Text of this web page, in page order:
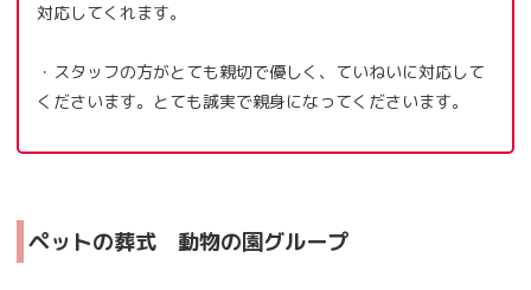
対応してくれます。
・スタッフの方がとても親切で優しく、ていねいに対応して
くださいます。とても誠実で親身になってくださいます。
ペットの葬式 動物の園グループ